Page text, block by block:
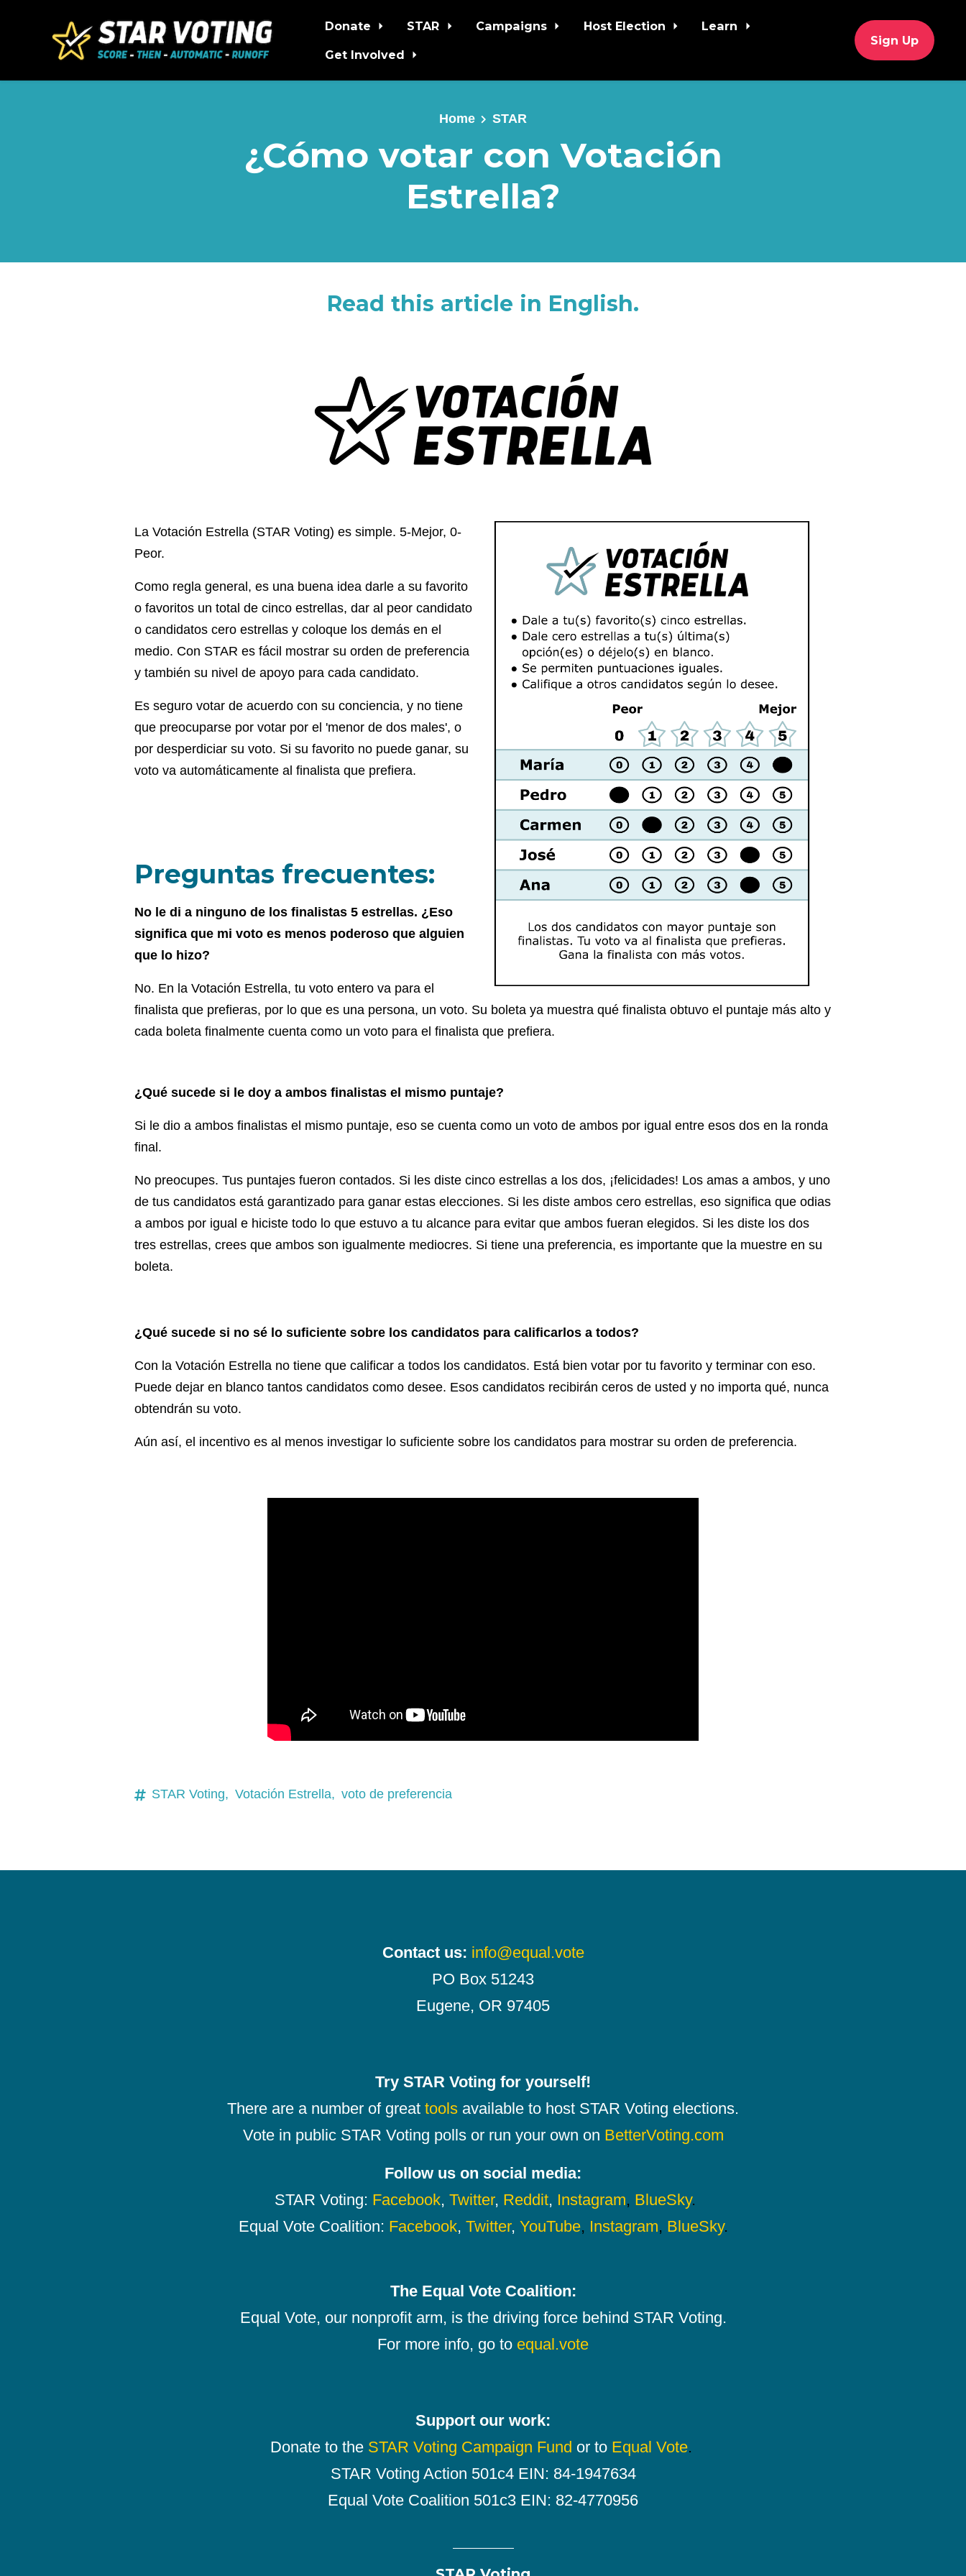
Skip to main content
Donate STAR Campaigns Host Election
Learn
Get Involved
Sign Up
Home STAR
¿Cómo votar con Votación
Estrella?
Read this article in English.
La Votación Estrella (STAR Voting) es simple. 5-Mejor, 0-
Peor.
Como regla general, es una buena idea darle a su favorito
o favoritos un total de cinco estrellas, dar al peor candidato
o candidatos cero estrellas y coloque los demás en el
medio. Con STAR es fácil mostrar su orden de preferencia
y también su nivel de apoyo para cada candidato.
Es seguro votar de acuerdo con su conciencia, y no tiene
que preocuparse por votar por el 'menor de dos males', o
por desperdiciar su voto. Si su favorito no puede ganar, su
voto va automáticamente al finalista que prefiera.
Preguntas frecuentes:
No le di a ninguno de los finalistas 5 estrellas. ¿Eso
significa que mi voto es menos poderoso que alguien
que lo hizo?
No. En la Votación Estrella, tu voto entero va para el
finalista que prefieras, por lo que es una persona, un voto. Su boleta ya muestra qué finalista obtuvo el puntaje más alto y
cada boleta finalmente cuenta como un voto para el finalista que prefiera.
¿Qué sucede si le doy a ambos finalistas el mismo puntaje?
Si le dio a ambos finalistas el mismo puntaje, eso se cuenta como un voto de ambos por igual entre esos dos en la ronda
final.
No preocupes. Tus puntajes fueron contados. Si les diste cinco estrellas a los dos, ¡felicidades! Los amas a ambos, y uno
de tus candidatos está garantizado para ganar estas elecciones. Si les diste ambos cero estrellas, eso significa que odias
a ambos por igual e hiciste todo lo que estuvo a tu alcance para evitar que ambos fueran elegidos. Si les diste los dos
tres estrellas, crees que ambos son igualmente mediocres. Si tiene una preferencia, es importante que la muestre en su
boleta.
¿Qué sucede si no sé lo suficiente sobre los candidatos para calificarlos a todos?
Con la Votación Estrella no tiene que calificar a todos los candidatos. Está bien votar por tu favorito y terminar con eso.
Puede dejar en blanco tantos candidatos como desee. Esos candidatos recibirán ceros de usted y no importa qué, nunca
obtendrán su voto.
Aún así, el incentivo es al menos investigar lo suficiente sobre los candidatos para mostrar su orden de preferencia.
STAR Voting, Votación Estrella, voto de preferencia
Contact us: info@equal.vote
PO Box 51243
Eugene, OR 97405
Try STAR Voting for yourself!
There are a number of great tools available to host STAR Voting elections.
Vote in public STAR Voting polls or run your own on BetterVoting.com
Follow us on social media:
STAR Voting: Facebook, Twitter, Reddit, Instagram, BlueSky.
Equal Vote Coalition: Facebook, Twitter, YouTube, Instagram, BlueSky.
The Equal Vote Coalition:
Equal Vote, our nonprofit arm, is the driving force behind STAR Voting.
For more info, go to equal.vote
Support our work:
Donate to the STAR Voting Campaign Fund or to Equal Vote.
STAR Voting Action 501c4 EIN: 84-1947634
Equal Vote Coalition 501c3 EIN: 82-4770956